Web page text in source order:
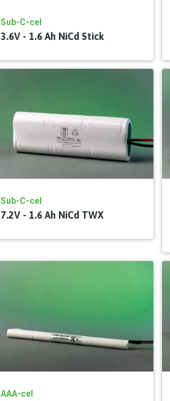
Sub-C-cel
3.6V - 1.6 Ah NiCd Stick
Sub-C-cel
7.2V - 1.6 Ah NiCd TWX
AAA-cel